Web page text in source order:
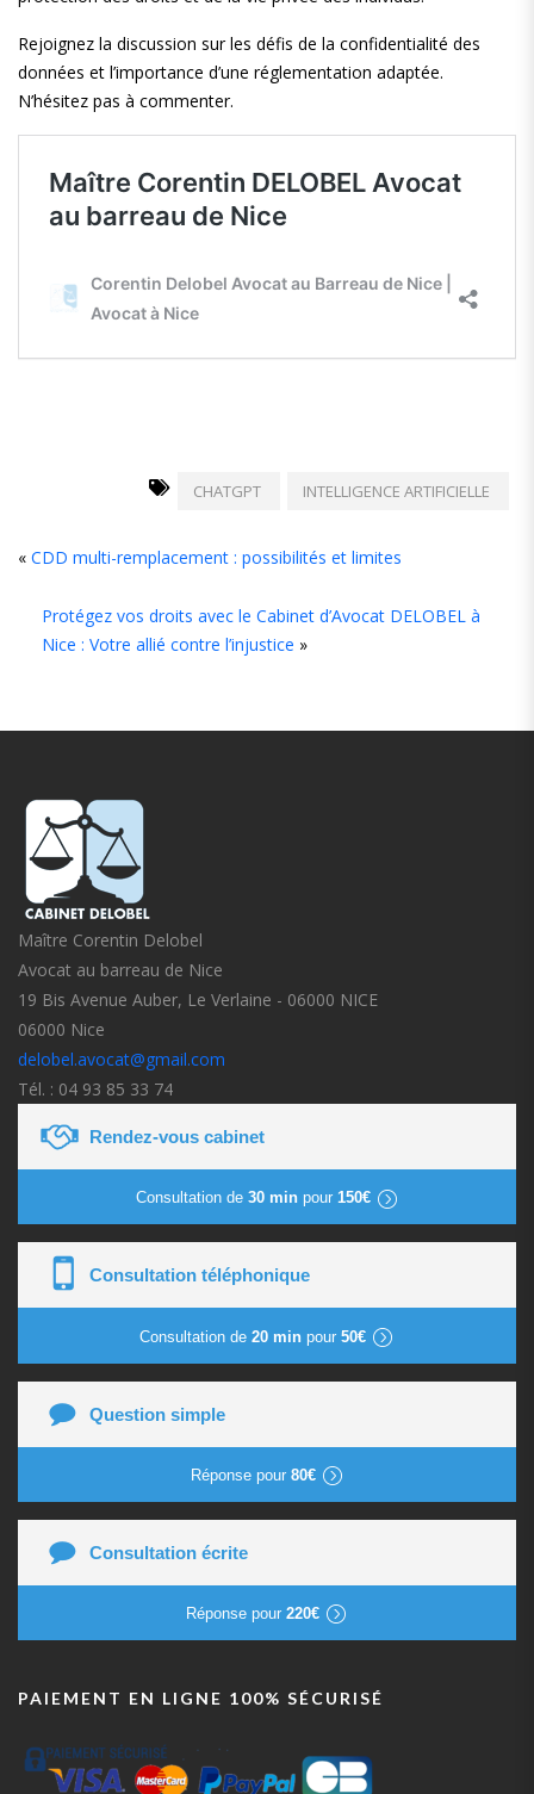
Rejoignez la discussion sur les défis de la confidentialité des
données et l’importance d’une réglementation adaptée.
N’hésitez pas à commenter.
CHATGPT INTELLIGENCE ARTIFICIELLE
« CDD multi-remplacement : possibilités et limites
Protégez vos droits avec le Cabinet d’Avocat DELOBEL à
Nice : Votre allié contre l’injustice »
Maître Corentin Delobel
Avocat au barreau de Nice
19 Bis Avenue Auber, Le Verlaine - 06000 NICE
06000 Nice
delobel.avocat@gmail.com
Tél. : 04 93 85 33 74
Rendez-vous cabinet
Consultation de 30 minpour 150€
Consultation téléphonique
Consultation de 20 min pour 50€
Question simple
Réponse pour 80€
Consultation écrite
Réponse pour 220€
PAIEMENT EN LIGNE 100% SÉCURISÉ